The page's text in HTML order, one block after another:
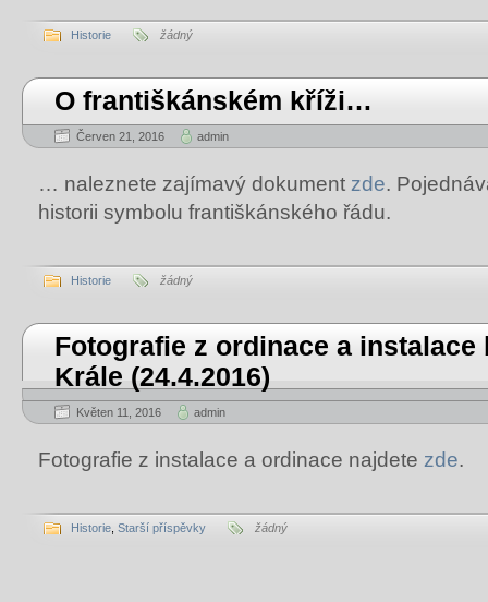
Historie žádný
O františkánském kříži…
Červen 21, 2016 admin
… naleznete zajímavý dokument zde.
historii symbolu františkánského řádu.
Historie žádný
Fotografie z ordinace a instalace
Krále (24.4.2016)
Květen 11, 2016 admin
Fotografie z instalace a ordinace najdete zde.
Historie Starší příspěvky žádný